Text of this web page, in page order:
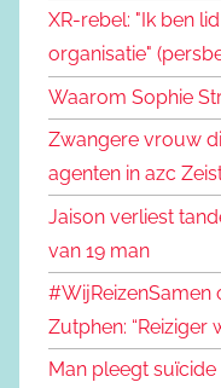
XR-rebel: "Ik ben
organisatie"
Waarom Sophie
Zwangere vrouw
agenten in azc
Jaison verliest
van 19 man
#WijReizenSamen
Zutphen: “Reiziger
Man pleegt